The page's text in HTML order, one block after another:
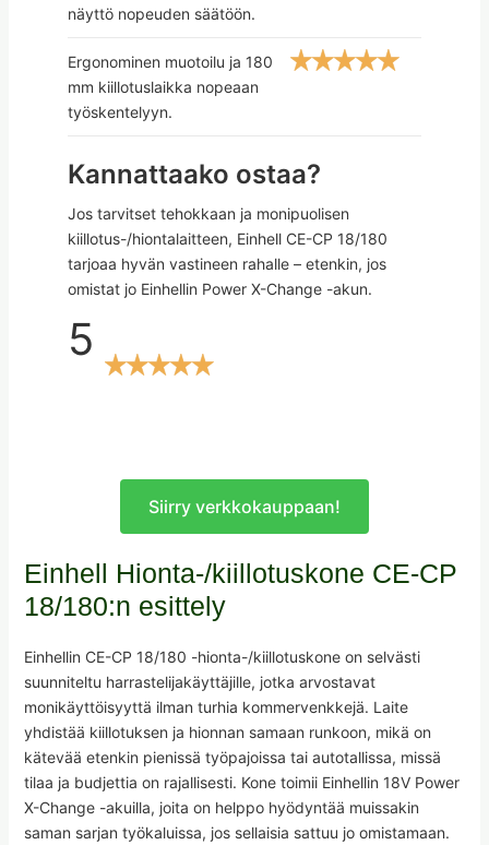
näyttö nopeuden säätöön.
Ergonominen muotoilu ja 180
mm kiillotuslaikka nopeaan
työskentelyyn.
Kannattaako ostaa?
Jos tarvitset tehokkaan ja monipuolisen
kiillotus-/hiontalaitteen, Einhell CE-CP 18/180
tarjoaa hyvän vastineen rahalle – etenkin, jos
omistat jo Einhellin Power X-Change -akun.
5
Siirry verkkokauppaan!
Einhell Hionta-/kiillotuskone CE-CP
18/180:n esittely
Einhellin CE-CP 18/180 -hionta-/kiillotuskone on selvästi
suunniteltu harrastelijakäyttäjille, jotka arvostavat
monikäyttöisyyttä ilman turhia kommervenkkejä. Laite
yhdistää kiillotuksen ja hionnan samaan runkoon, mikä on
kätevää etenkin pienissä työpajoissa tai autotallissa, missä
tilaa ja budjettia on rajallisesti. Kone toimii Einhellin 18V Power
X-Change -akuilla, joita on helppo hyödyntää muissakin
saman sarjan työkaluissa, jos sellaisia sattuu jo omistamaan.